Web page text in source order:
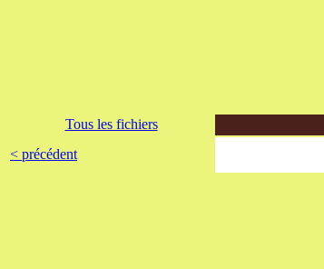
Tous les fichiers
< précédent